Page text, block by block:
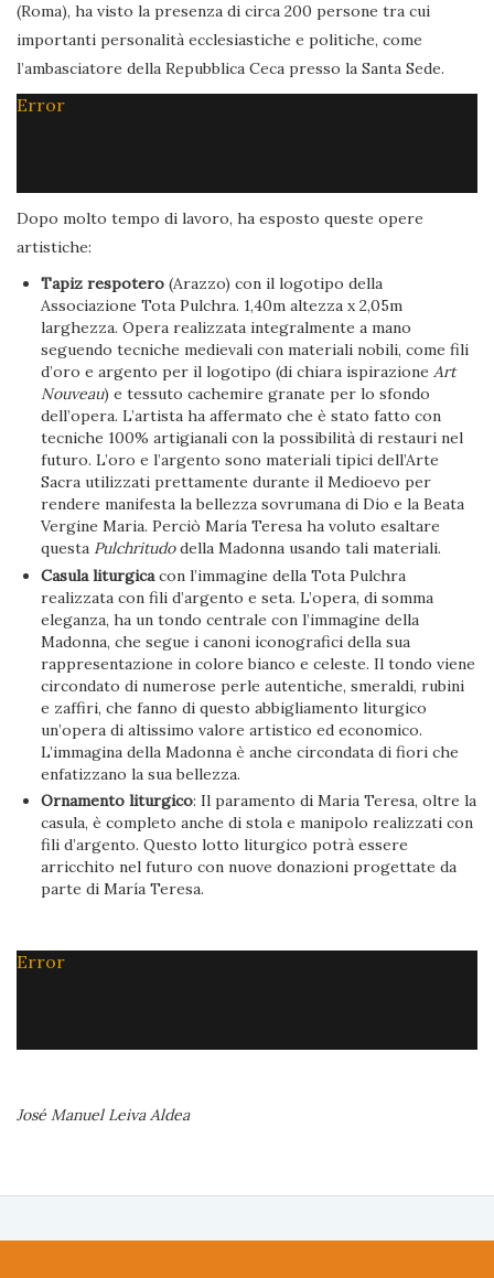
(Roma), ha visto la presenza di circa 200 persone tra cui
importanti personalità ecclesiastiche e politiche, come
l’ambasciatore della Repubblica Ceca presso la Santa Sede.
Error
Dopo molto tempo di lavoro, ha esposto queste opere
artistiche:
Tapiz respotero (Arazzo) con il logotipo della
Associazione Tota Pulchra. 1,40m altezza x 2,05m
larghezza. Opera realizzata integralmente a mano
seguendo tecniche medievali con materiali nobili, come fili
d’oro e argento per il logotipo (di chiara ispirazioneArt
Nouveau) e tessuto cachemire granate per lo sfondo
dell’opera. L’artista ha affermato che è stato fatto con
tecniche 100% artigianali con la possibilità di restauri nel
futuro. L’oro e l’argento sono materiali tipici dell’Arte
Sacra utilizzati prettamente durante il Medioevo per
rendere manifesta la bellezza sovrumana di Dio e la Beata
Vergine Maria. Perciò María Teresa ha voluto esaltare
questa Pulchritudodella Madonna usando tali materiali.
Casula liturgicacon l’immagine della Tota Pulchra
realizzata con fili d’argento e seta. L’opera, di somma
eleganza, ha un tondo centrale con l’immagine della
Madonna, che segue i canoni iconografici della sua
rappresentazione in colore bianco e celeste. Il tondo viene
circondato di numerose perle autentiche, smeraldi, rubini
e zaffiri, che fanno di questo abbigliamento liturgico
un’opera di altissimo valore artistico ed economico.
L’immagina della Madonna è anche circondata di fiori che
enfatizzano la sua bellezza.
Ornamento liturgico: Il paramento di Maria Teresa, oltre la
casula, è completo anche di stola e manipolo realizzati con
fili d’argento. Questo lotto liturgico potrà essere
arricchito nel futuro con nuove donazioni progettate da
parte di María Teresa.
Error
José Manuel Leiva Aldea